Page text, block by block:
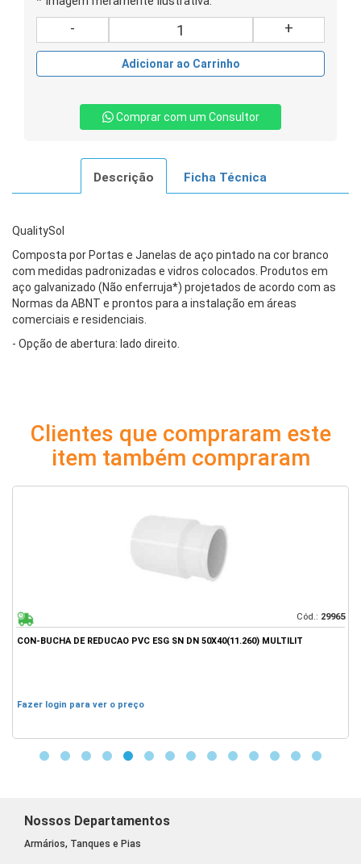
- +
Adicionar ao Carrinho
Comprar com um Consultor
Descrição Ficha Técnica
QualitySol
Composta por Portas e Janelas de aço pintado na cor branco
com medidas padronizadas e vidros colocados. Produtos em
aço galvanizado (Não enferruja*) projetados de acordo com as
Normas da ABNT e prontos para a instalação em áreas
comerciais e residenciais.
- Opção de abertura: lado direito.
Clientes que compraram este
item também compraram
Cód.: 29965
CON-BUCHA DE REDUCAO PVC ESG SN DN 50X40(11.260) MULTILIT
Fazer login para ver o preço
Nossos Departamentos
Armários, Tanques e Pias